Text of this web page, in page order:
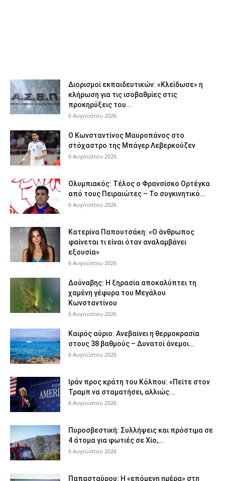
Διορισμοί εκπαιδευτικών: «Κλείδωσε» η
κλήρωση για τις ισοβαθμίες στις
προκηρύξεις του...
6 Αυγούστου 2026
Ο Κωνσταντίνος Μαυροπάνος στο
στόχαστρο της Μπάγερ Λεβερκούζεν
6 Αυγούστου 2026
Ολυμπιακός: Τέλος ο Φρανσίσκο Ορτέγκα
από τους Πειραιώτες – Το συγκινητικό...
6 Αυγούστου 2026
Κατερίνα Παπουτσάκη: «Ο άνθρωπος
φαίνεται τι είναι όταν αναλαμβάνει
εξουσία»
6 Αυγούστου 2026
Δούναβης: Η ξηρασία αποκαλύπτει τη
χαμένη γέφυρα του Μεγάλου
Κωνσταντίνου
6 Αυγούστου 2026
Καιρός αύριο: Ανεβαίνει η θερμοκρασία
στους 38 βαθμούς – Δυνατοί άνεμοι...
6 Αυγούστου 2026
Ιράν προς κράτη του Κόλπου: «Πείτε στον
Τραμπ να σταματήσει, αλλιώς...
6 Αυγούστου 2026
Πυροσβεστική: Συλλήψεις και πρόστιμα σε
4 άτομα για φωτιές σε Χίο,...
6 Αυγούστου 2026
Παπασταύρου: Η «επόμενη ημέρα» στη